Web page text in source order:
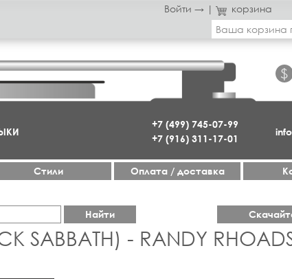
Войти → |
корзина
Ваша корзина
+7 (499) 745-07-99
+7 (916) 311-17-01
$
Стили Оплата / доставка
Найти
SABBATH) - RANDY